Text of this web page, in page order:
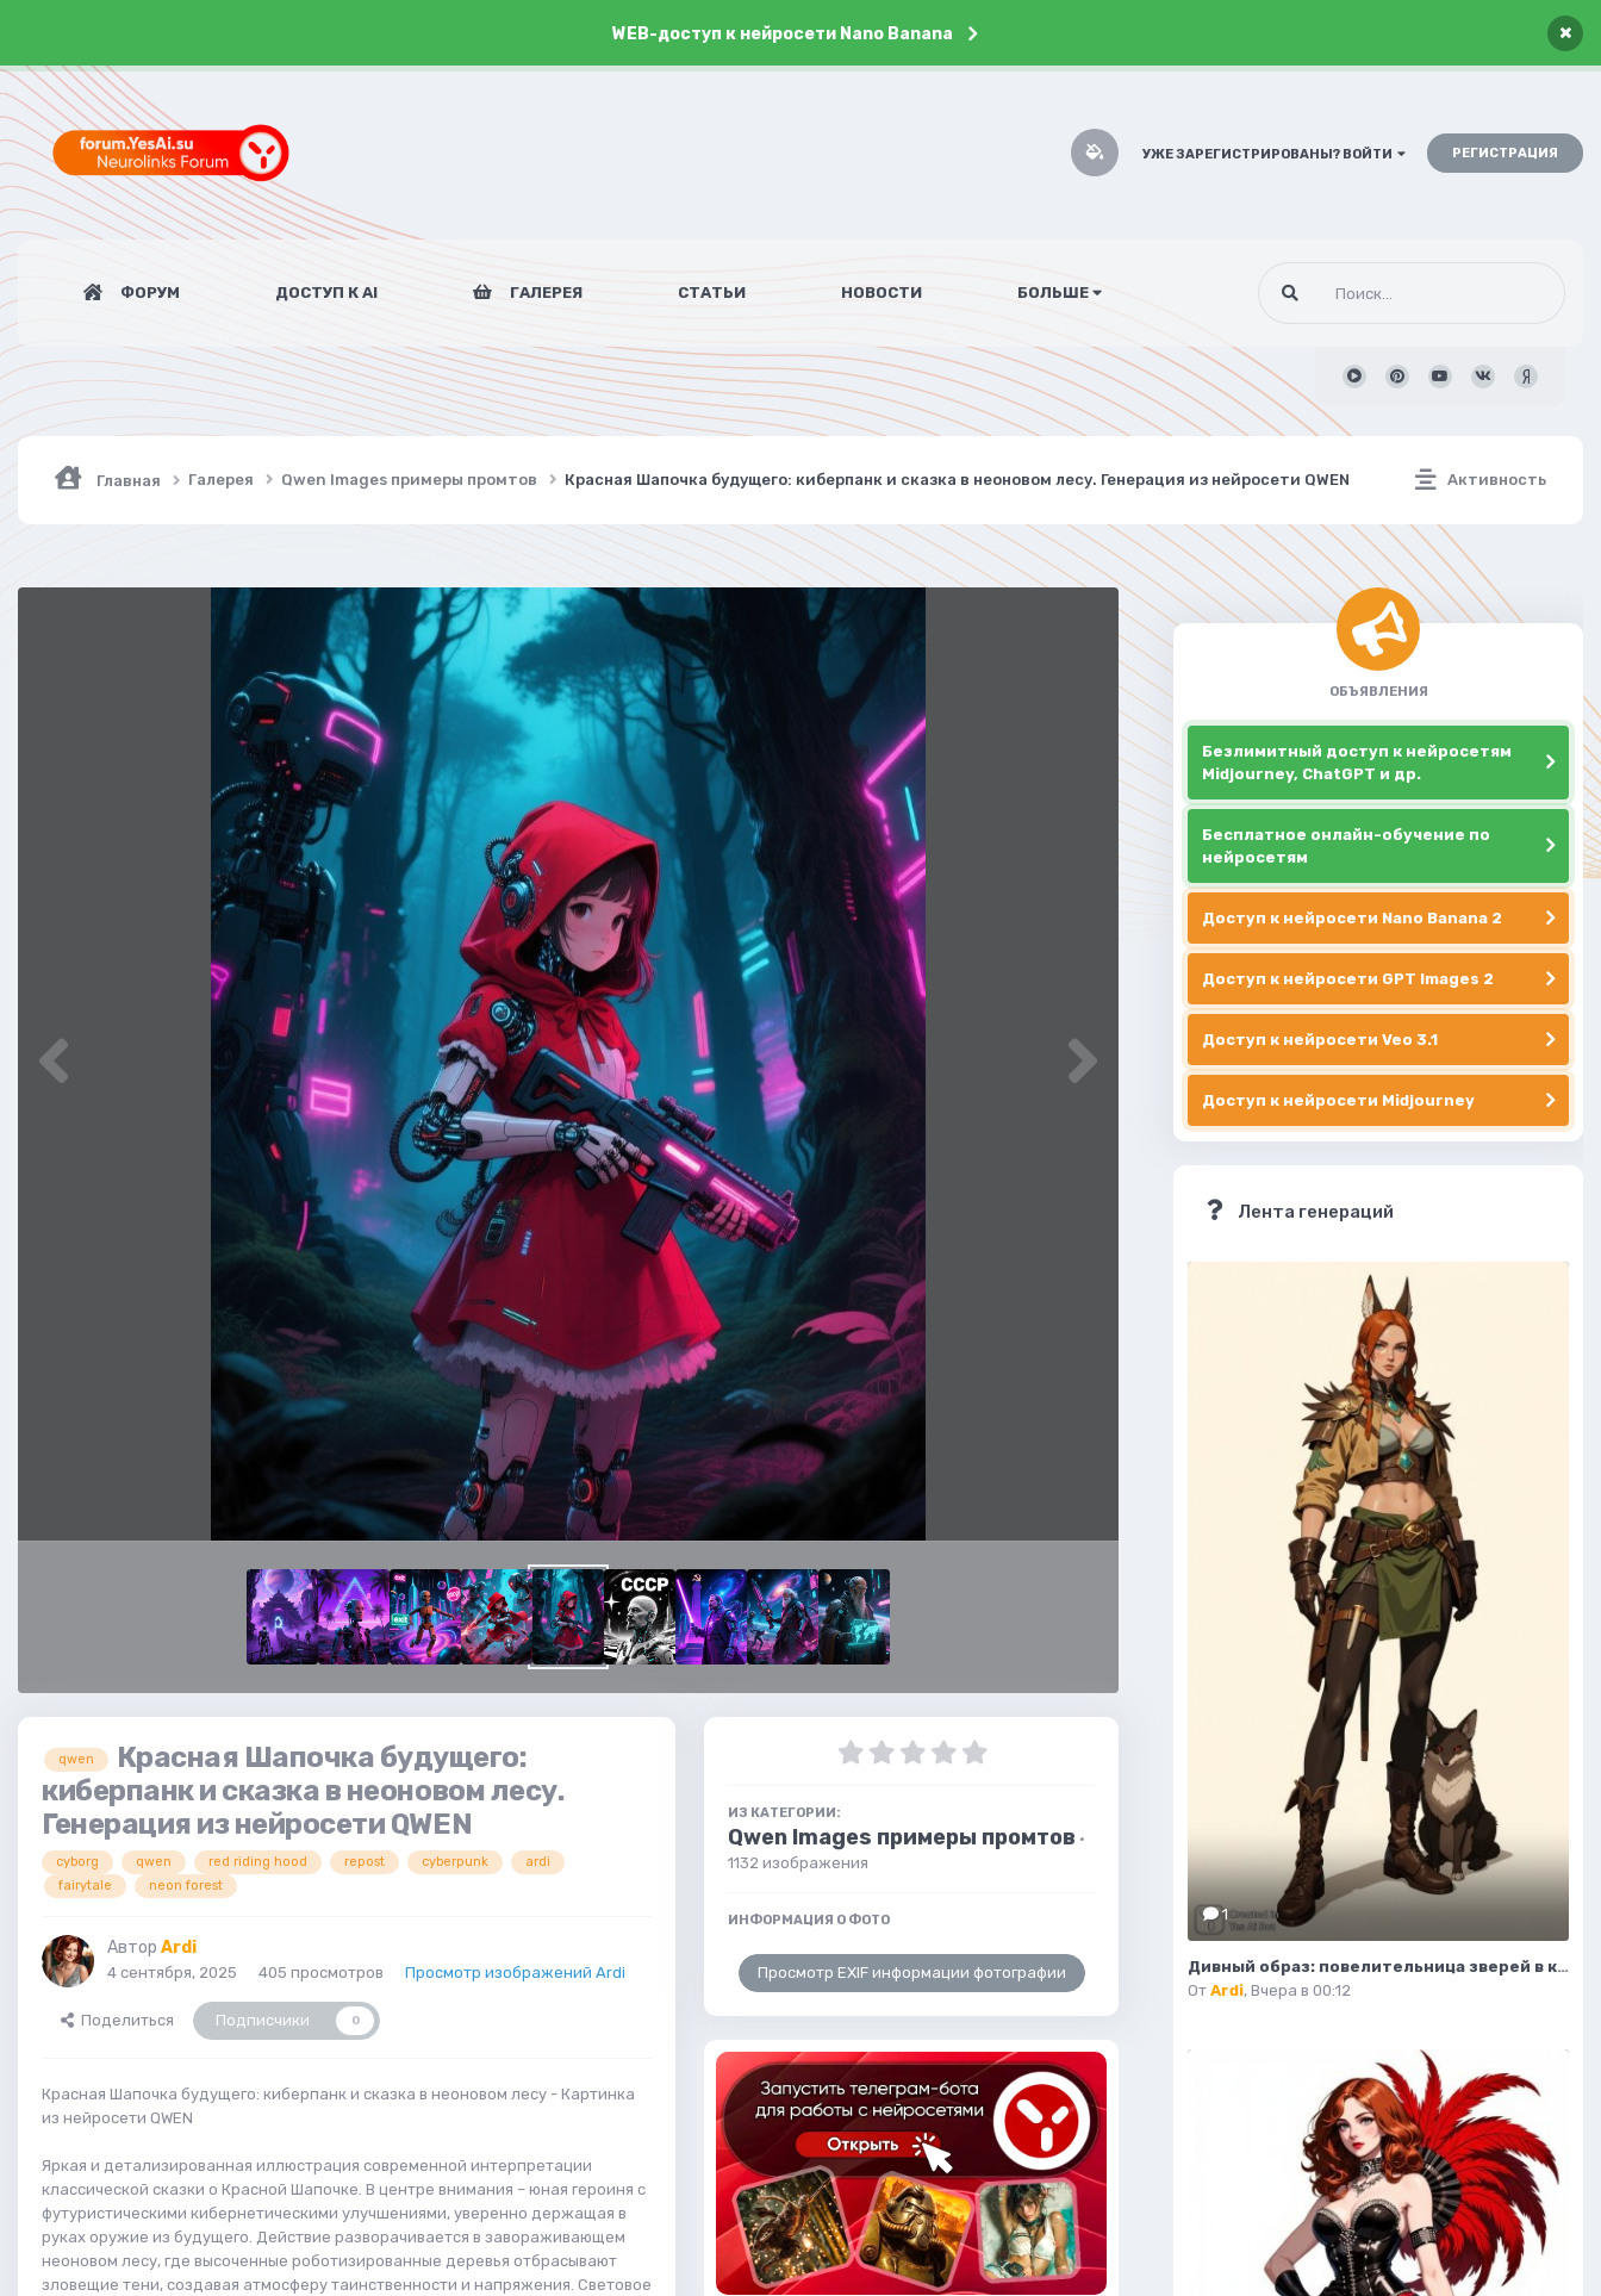
WEB-доступ к нейросети Nano Banana ×
УЖЕ ЗАРЕГИСТРИРОВАНЫ? ВОЙТИ РЕГИСТРАЦИЯ
ФОРУМ ДОСТУП К AI ГАЛЕРЕЯ СТАТЬИ НОВОСТИ БОЛЬШЕ
Активность
Главная Галерея Qwen Images примеры промтов Красная Шапочка будущего: киберпанк и сказка в неоновом лесу. Генерация из нейросети QWEN
qwen
Красная Шапочка будущего:
киберпанк и сказка в неоновом лесу.
Генерация из нейросети QWEN
cyborg qwen red riding hood repost cyberpunk
ardi
fairytale
neon forest
Автор Ardi
4 сентября, 2025 405 просмотров Просмотр изображений Ardi
Поделиться Подписчики 0
Красная Шапочка будущего: киберпанк и сказка в неоновом лесу - Картинка
из нейросети QWEN
Яркая и детализированная иллюстрация современной интерпретации
классической сказки о Красной Шапочке. В центре внимания – юная героиня с
футуристическими кибернетическими улучшениями, уверенно держащая в
руках оружие из будущего. Действие разворачивается в завораживающем
неоновом лесу, где высоченные роботизированные деревья отбрасывают
зловещие тени, создавая атмосферу таинственности и напряжения. Световое
ИЗ КАТЕГОРИИ:
Qwen Images примеры промтов ·
1132 изображения
ИНФОРМАЦИЯ О ФОТО
Просмотр EXIF информации фотографии
ОБЪЯВЛЕНИЯ
Безлимитный доступ к нейросетям
Midjourney, ChatGPT и др.
Бесплатное онлайн-обучение по
нейросетям
Доступ к нейросети Nano Banana 2
Доступ к нейросети GPT Images 2
Доступ к нейросети Veo 3.1
Доступ к нейросети Midjourney
Лента генераций
1
Дивный образ: повелительница зверей в кожаном корсете и зеленой юбке. Изображение из нейронной сети Flux Ai
От Ardi, Вчера в 00:12